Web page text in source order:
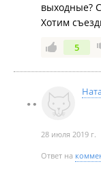
выходные?
Хотим
5
28 июля 2019 г.
Ответ на